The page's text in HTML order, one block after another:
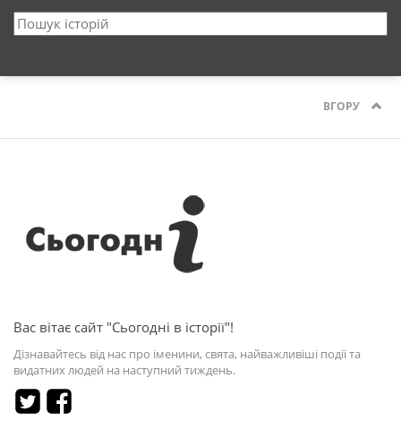
ВГОРУ
Вас вітає сайт "Сьогодні в історії"!
Дізнавайтесь від нас про іменини, свята, найважливіші події та
видатних людей на наступний тиждень.